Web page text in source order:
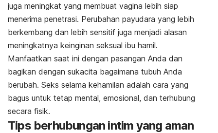
juga meningkat yang membuat vagina lebih siap
menerima penetrasi. Perubahan payudara yang lebih
berkembang dan lebih sensitif juga menjadi alasan
meningkatnya keinginan seksual ibu hamil.
Manfaatkan saat ini dengan pasangan Anda dan
bagikan dengan sukacita bagaimana tubuh Anda
berubah. Seks selama kehamilan adalah cara yang
bagus untuk tetap mental, emosional, dan terhubung
secara fisik.
Tips berhubungan intim yang aman